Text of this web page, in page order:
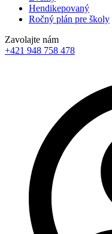
Hendikepovaný
Ročný plán pre školy
Zavolajte nám
+421 948 758 478